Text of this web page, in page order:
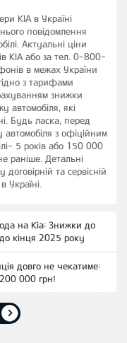
КІА в Україні
повідомлення
Актуальні ціни
КІА або за тел. 0-800-
в межах України
з тарифами
знижки
автомобіля, які
Будь ласка, перед
з офіційним
5 років або 150 000
раніше. Детальні
та сервісній
Україні.
на Kia: Знижки до
кінця 2025 року
довго не чекатиме:
000 грн!